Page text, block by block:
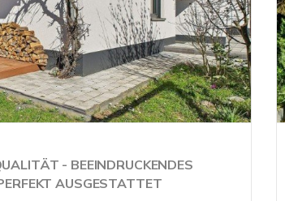
- BEEINDRUCKENDES
AUSGESTATTET